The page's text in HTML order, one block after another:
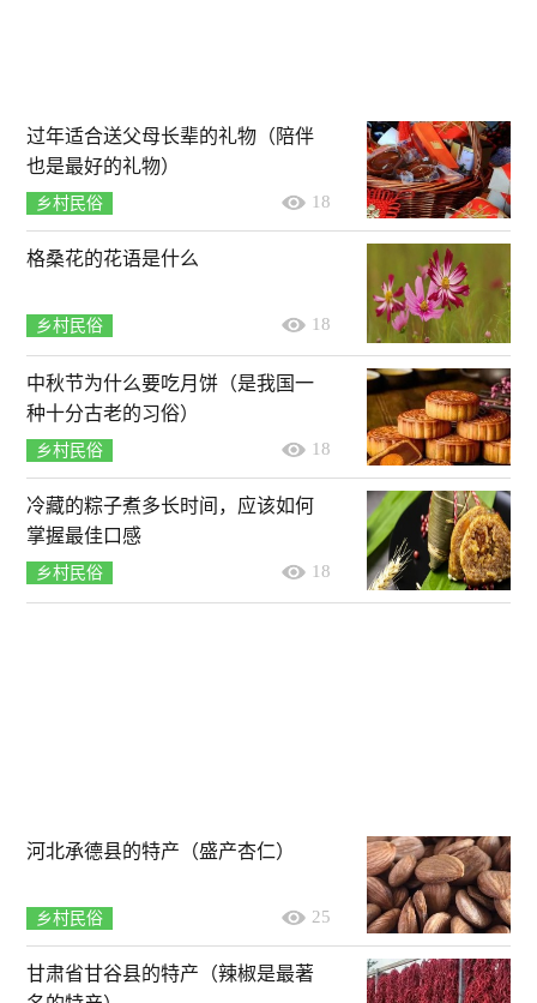
过年适合送父母长辈的礼物（陪伴
也是最好的礼物）
乡村民俗 18
格桑花的花语是什么
乡村民俗 18
中秋节为什么要吃月饼（是我国一
种十分古老的习俗）
乡村民俗 18
冷藏的粽子煮多长时间，应该如何
掌握最佳口感
乡村民俗 18
河北承德县的特产（盛产杏仁）
乡村民俗 25
甘肃省甘谷县的特产（辣椒是最著